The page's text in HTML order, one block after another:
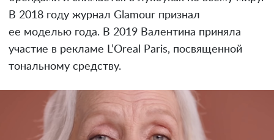
В 2018 году журнал Glamour признал
ее моделью года. В 2019 Валентина приняла
участие в рекламе L’Oreal Paris, посвященной
тональному средству.